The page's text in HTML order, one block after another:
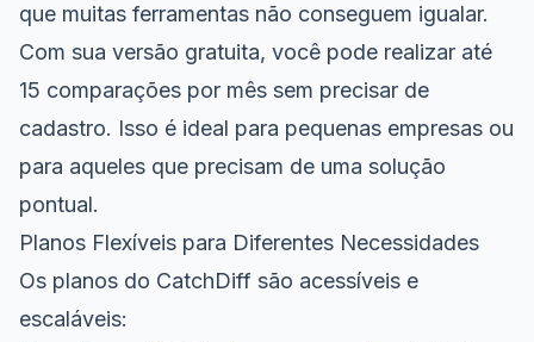
que muitas ferramentas não conseguem igualar.
Com sua versão gratuita, você pode realizar até
15 comparações por mês sem precisar de
cadastro. Isso é ideal para pequenas empresas ou
para aqueles que precisam de uma solução
pontual.
Planos Flexíveis para Diferentes Necessidades
Os planos do CatchDiff são acessíveis e
escaláveis: